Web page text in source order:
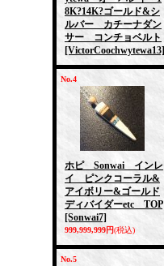
8K?14K?ゴールド&シ
ルバー カチーナダン
サー コンチョベルト
[VictorCoochwytewa13]
No.4
ホピ Sonwai インレ
イ ピンクコーラル&
アイボリー&ゴールド
ディバイダーetc TOP
[Sonwai7]
999,999,999円(税込)
No.5